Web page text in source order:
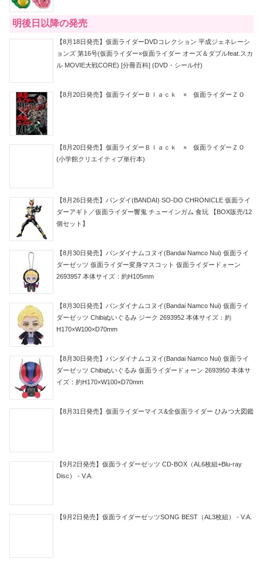
明後日以降の発売
【8月18日発売】仮面ライダーDVDコレクション 平成ジェネレーシ
ョンズ 第16号(仮面ライダー×仮面ライダー オーズ＆ダブルfeat.スカ
ル MOVIE大戦CORE) [分冊百科] (DVD・シール付)
【8月20日発売】仮面ライダーＢｌａｃｋ × 仮面ライダーＺＯ
【8月20日発売】仮面ライダーＢｌａｃｋ × 仮面ライダーＺＯ
(小学館クリエイティブ単行本)
【8月26日発売】バンダイ(BANDAI) SO-DO CHRONICLE 仮面ライ
ダーアギト／仮面ライダー響鬼 チューインガム 食玩 【BOX販売/12
個セット】
【8月30日発売】バンダイナムコヌイ(Bandai Namco Nui) 仮面ライ
ダーゼッツ 仮面ライダー変身マスコット 仮面ライダードォーン
2693957 本体サイズ：約H105mm
【8月30日発売】バンダイナムコヌイ(Bandai Namco Nui) 仮面ライ
ダーゼッツ Chibiぬいぐるみ ジーク 2693952 本体サイズ：約
H170×W100×D70mm
【8月30日発売】バンダイナムコヌイ(Bandai Namco Nui) 仮面ライ
ダーゼッツ Chibiぬいぐるみ 仮面ライダードォーン 2693950 本体サ
イズ：約H170×W100×D70mm
【8月31日発売】仮面ライダーマイス&全仮面ライダー ひみつ大図鑑
【9月2日発売】仮面ライダーゼッツ CD-BOX（AL6枚組+Blu-ray
Disc） - V.A.
【9月2日発売】仮面ライダーゼッツSONG BEST（AL3枚組） - V.A.